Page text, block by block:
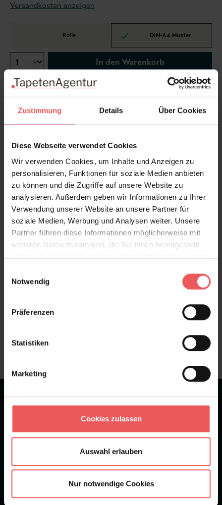
Zustimmung Details Über Cookies
Diese Webseite verwendet Cookies
Wir verwenden Cookies, um Inhalte und Anzeigen zu
personalisieren, Funktionen für soziale Medien anbieten
zu können und die Zugriffe auf unsere Website zu
analysieren. Außerdem geben wir Informationen zu Ihrer
Verwendung unserer Website an unsere Partner für
soziale Medien, Werbung und Analysen weiter. Unsere
Partner führen diese Informationen möglicherweise mit
weiteren Daten zusammen, die Sie ihnen bereitgestellt
haben oder die sie im Rahmen Ihrer Nutzung der Dienste
Notwendig
Präferenzen
Statistiken
Marketing
Cookies zulassen
Auswahl erlauben
Nur notwendige Cookies
Versandkosten anzeigen
Rolle DIN-A4 Muster
In den Warenkorb
Wie viel brauche ich?
Rollen & Mengen berechnen
geliefert werden.
Produktdetails
Versand & Zahlung
Bewertungen
FAQ Teilen!
Sie haben Fragen zum Produkt?
+49 (0)221 932 81 82